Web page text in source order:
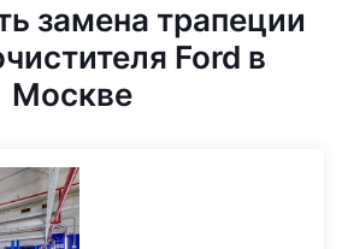
замена трапеции
Ford в
Москве